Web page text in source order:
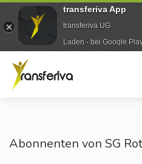
Abonnenten von SG
transferiva App
transferiva UG
Laden - bei Google